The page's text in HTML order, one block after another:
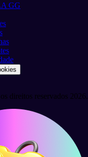
GG
direitos reservados 2026.